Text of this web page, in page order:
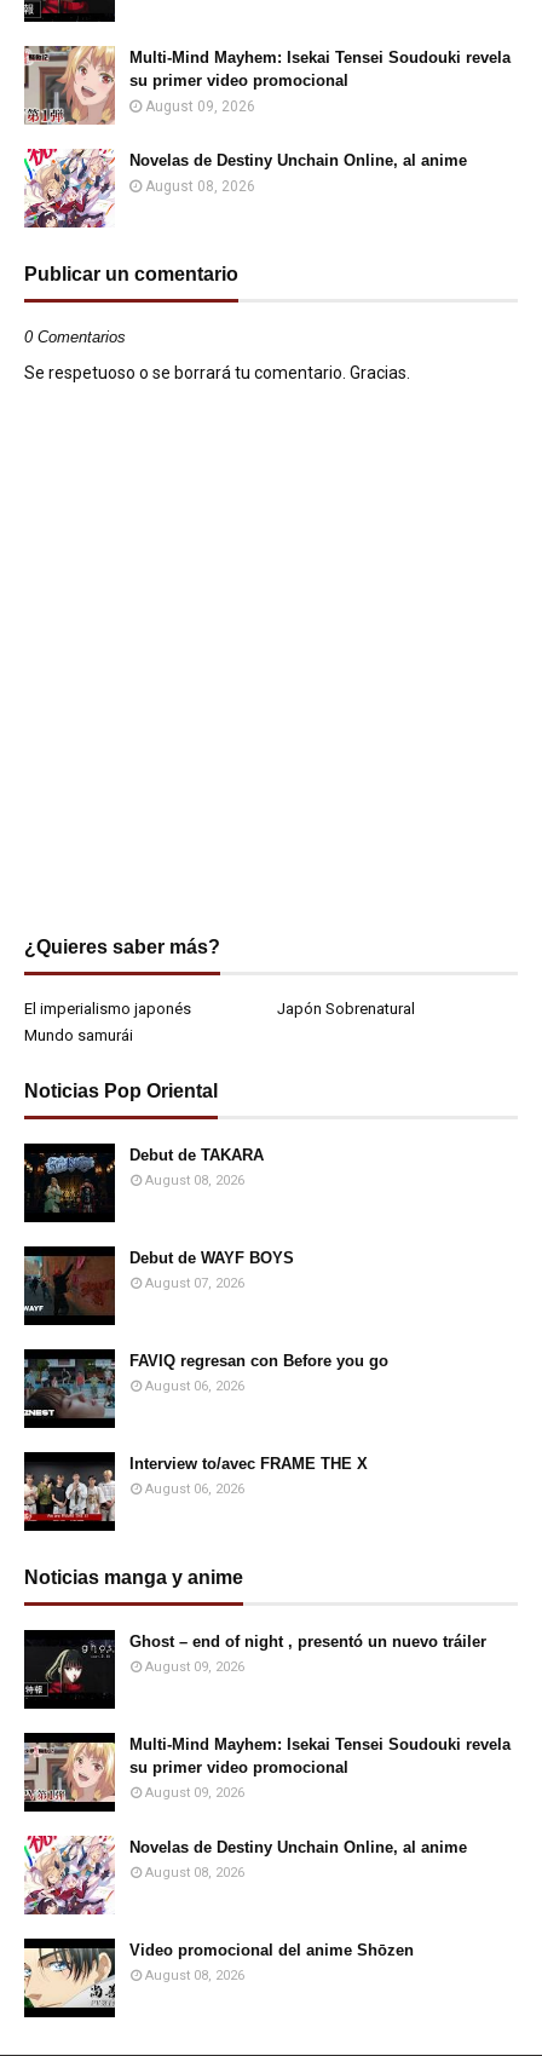
Multi-Mind Mayhem: Isekai Tensei Soudouki revela
su primer video promocional
August 09, 2026
Novelas de Destiny Unchain Online, al anime
August 08, 2026
Publicar un comentario
0 Comentarios
Se respetuoso o se borrará tu comentario. Gracias.
¿Quieres saber más?
El imperialismo japonés
Japón Sobrenatural
Mundo samurái
Noticias Pop Oriental
Debut de TAKARA
August 08, 2026
Debut de WAYF BOYS
August 07, 2026
FAVIQ regresan con Before you go
August 06, 2026
Interview to/avec FRAME THE X
August 06, 2026
Noticias manga y anime
Ghost – end of night , presentó un nuevo tráiler
August 09, 2026
Multi-Mind Mayhem: Isekai Tensei Soudouki revela
su primer video promocional
August 09, 2026
Novelas de Destiny Unchain Online, al anime
August 08, 2026
Video promocional del anime Shōzen
August 08, 2026